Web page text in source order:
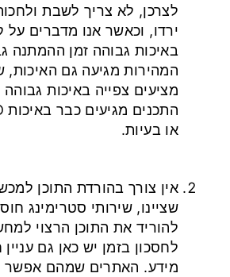
לצרכן, לא צריך לשבת
ירדו, וכאשר אנו מדברים על
באיכות גבוהה זמן ההמתנה
המהירות מגיעה גם האיכות,
מציעים צפייה באיכות
או בעיות.
אין צורך בהורדת התוכן
שציינו, שירותי סטרימינג
להוריד את התוכן הרצוי
לחסכון בזמן יש כאן גם
מידע. האתרים שמהם אפשר